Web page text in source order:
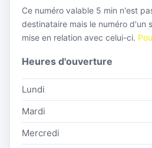
Ce numéro valable 5 min n'est
destinataire mais le numéro d'un
mise en relation avec celui-ci.
Heures d'ouverture
Lundi
Mardi
Mercredi